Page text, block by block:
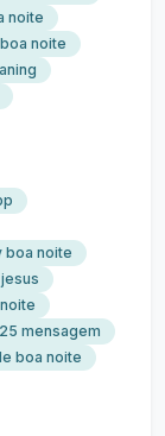
noite
noite
boa noite
mensagem
boa noite